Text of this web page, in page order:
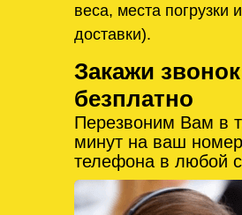
веса, места погрузки
доставки).
Закажи звонок
безплатно
Перезвоним Вам в
минут на ваш номер
телефона в любой